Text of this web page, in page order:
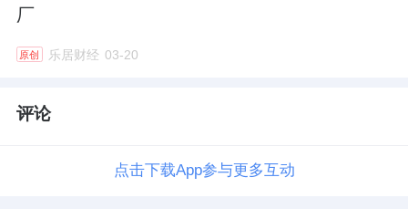
厂
原创 乐居财经 03-20
评论
点击下载App参与更多互动